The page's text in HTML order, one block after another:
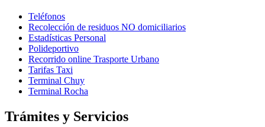
Teléfonos
Recolección de residuos NO domiciliarios
Estadísticas Personal
Polideportivo
Recorrido online Trasporte Urbano
Tarifas Taxi
Terminal Chuy
Terminal Rocha
Trámites y Servicios